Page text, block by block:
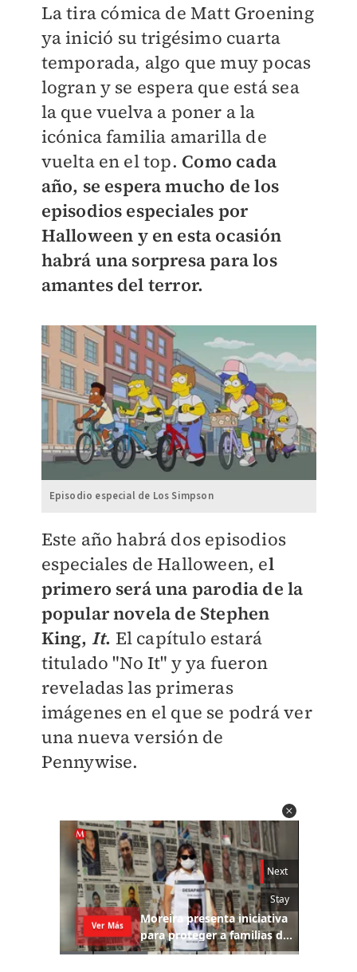
La tira cómica de Matt Groening
ya inició su trigésimo cuarta
temporada, algo que muy pocas
logran y se espera que está sea
la que vuelva a poner a la
icónica familia amarilla de
vuelta en el top. Como cada
año, se espera mucho de los
episodios especiales por
Halloween y en esta ocasión
habrá una sorpresa para los
amantes del terror.
Episodio especial de Los Simpson
Este año habrá dos episodios
especiales de Halloween, el
primero será una parodia de la
popular novela de Stephen
King, It. El capítulo estará
titulado "No It" y ya fueron
reveladas las primeras
imágenes en el que se podrá ver
una nueva versión de
Pennywise.